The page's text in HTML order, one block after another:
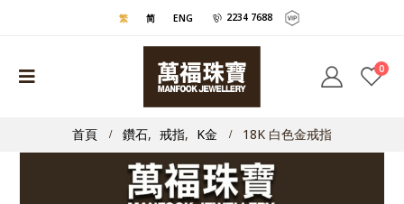
繁 简 ENG 2234 7688
0
首頁 鑽石, 戒指, K金 18K 白色金戒指